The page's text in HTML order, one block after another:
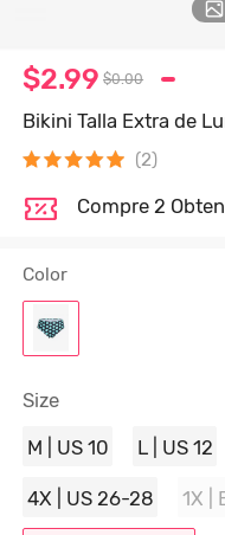
$2.99 $0.00
Bikini Talla Extra de
(2)
Compre 2
Color
Size
M | US 10
L | US 12
4X | US 26-28 1X |